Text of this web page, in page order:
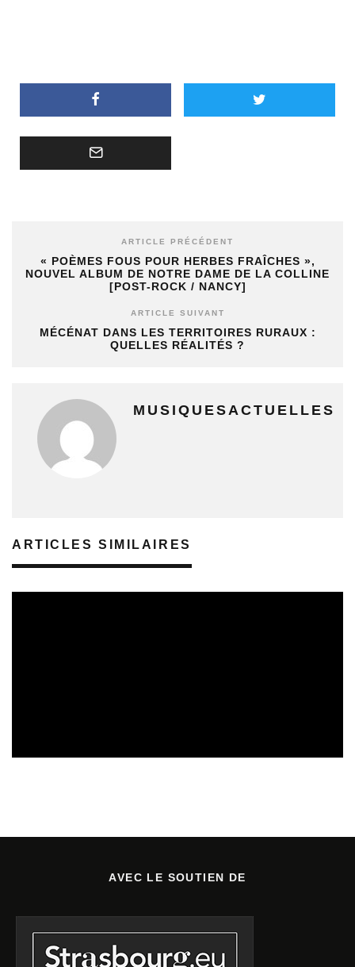
ARTICLE PRÉCÉDENT
« POÈMES FOUS POUR HERBES FRAÎCHES »,
NOUVEL ALBUM DE NOTRE DAME DE LA COLLINE
[POST-ROCK / NANCY]
ARTICLE SUIVANT
MÉCÉNAT DANS LES TERRITOIRES RURAUX :
QUELLES RÉALITÉS ?
MUSIQUESACTUELLES
ARTICLES SIMILAIRES
AVEC LE SOUTIEN DE